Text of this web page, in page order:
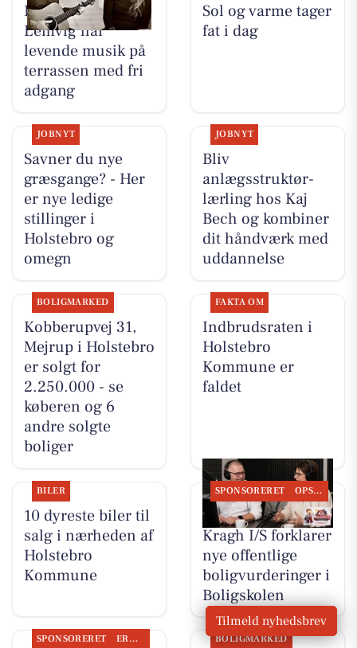
Restaurant Luna
Lemvig har
levende musik på
terrassen med fri
adgang
Sol og varme tager
fat i dag
JOBNYT
Savner du nye
græsgange? - Her
er nye ledige
stillinger i
Holstebro og
omegn
JOBNYT
Bliv
anlægsstruktør-
lærling hos Kaj
Bech og kombiner
dit håndværk med
uddannelse
BOLIGMARKED
Kobberupvej 31,
Mejrup i Holstebro
er solgt for
2.250.000 - se
køberen og 6
andre solgte
boliger
FAKTA OM
Indbrudsraten i
Holstebro
Kommune er
faldet
BILER
10 dyreste biler til
salg i nærheden af
Holstebro
Kommune
SPONSORERET OPSLAGSTAVLEN
BoligOne Mogens
Kragh I/S forklarer
nye offentlige
boligvurderinger i
Boligskolen
SPONSORERET ERHVERV BOLIGMARKED
Tilmeld nyhedsbrev